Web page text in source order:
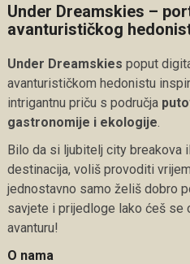
Under Dreamskies –
avanturističkog
Under Dreamskies poput
avanturističkom hedonistu
intrigantnu priču s područja
gastronomije i ekologije.
Bilo da si ljubitelj city breakova
destinacija, voliš provoditi
jednostavno samo želiš dobro
savjete i prijedloge lako ćeš se
avanturu!
O nama